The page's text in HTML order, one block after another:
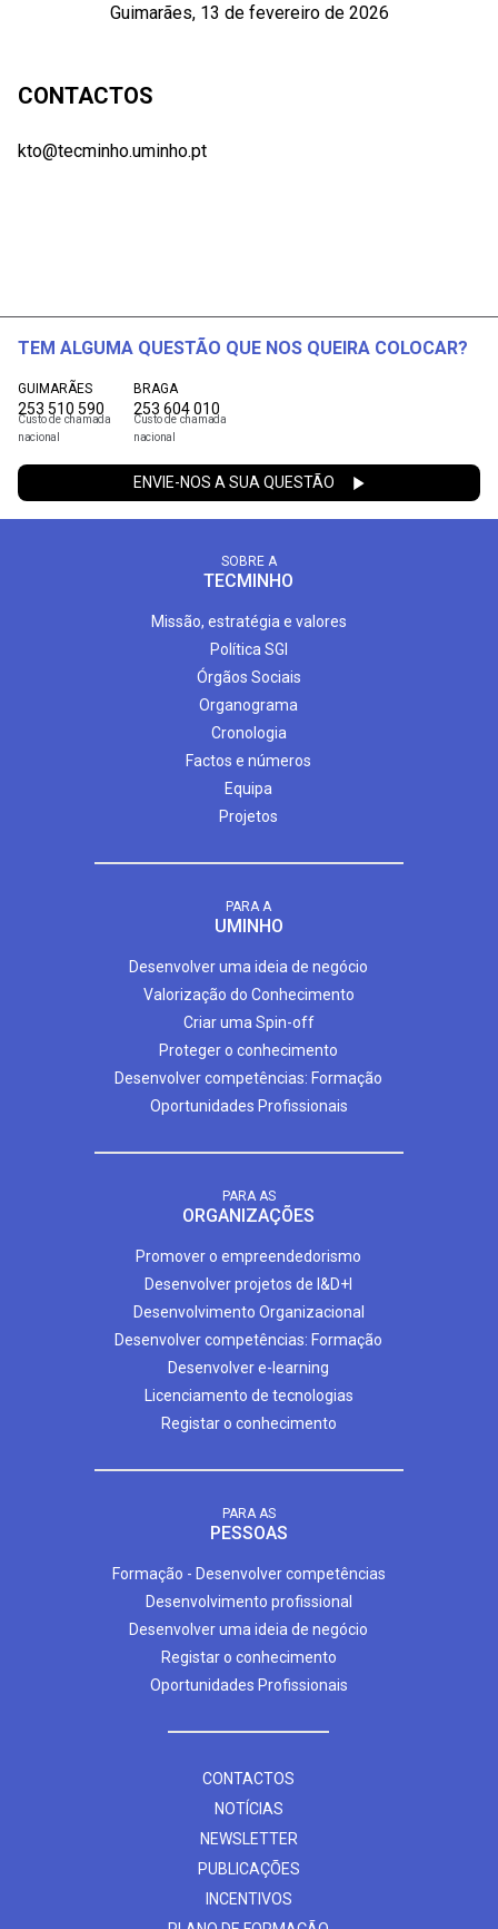
Guimarães, 13 de fevereiro de 2026
CONTACTOS
kto@tecminho.uminho.pt
TEM ALGUMA QUESTÃO QUE NOS QUEIRA COLOCAR?
GUIMARÃES
253 510 590
Custo de chamada
nacional
BRAGA
253 604 010
Custo de chamada
nacional
ENVIE-NOS A SUA QUESTÃO
SOBRE A
TECMINHO
Missão, estratégia e valores
Política SGI
Órgãos Sociais
Organograma
Cronologia
Factos e números
Equipa
Projetos
PARA A
UMINHO
Desenvolver uma ideia de negócio
Valorização do Conhecimento
Criar uma Spin-off
Proteger o conhecimento
Desenvolver competências: Formação
Oportunidades Profissionais
PARA AS
ORGANIZAÇÕES
Promover o empreendedorismo
Desenvolver projetos de I&D+I
Desenvolvimento Organizacional
Desenvolver competências: Formação
Desenvolver e-learning
Licenciamento de tecnologias
Registar o conhecimento
PARA AS
PESSOAS
Formação - Desenvolver competências
Desenvolvimento profissional
Desenvolver uma ideia de negócio
Registar o conhecimento
Oportunidades Profissionais
CONTACTOS
NOTÍCIAS
NEWSLETTER
PUBLICAÇÕES
INCENTIVOS